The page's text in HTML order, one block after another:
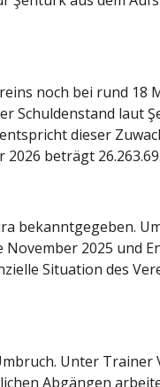
noch bei rund 18
Schuldenstand laut
dieser
beträgt
bekanntgegeben.
2025 und
Situation des
Unter Trainer
Abgängen